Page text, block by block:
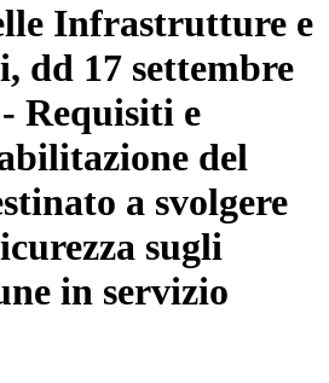
Infrastrutture e
dd 17 settembre
Requisiti e
del
a svolgere
sugli
in servizio